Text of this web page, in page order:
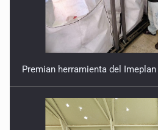
Premian herramienta del Imeplan